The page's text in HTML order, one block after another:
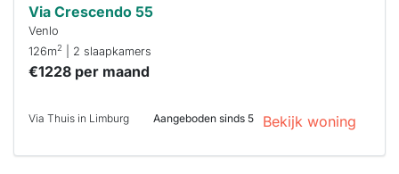
Via Crescendo 55
Venlo
126m2 | 2 slaapkamers
€1228 per maand
Via Thuis in Limburg Aangeboden sinds 5 Bekijk woning